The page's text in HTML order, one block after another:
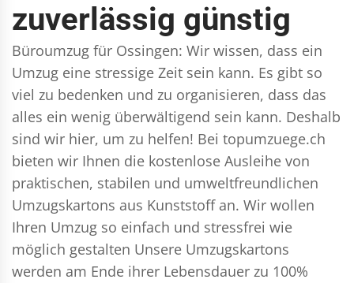
zuverlässig günstig
Büroumzug für Ossingen: Wir wissen, dass ein
Umzug eine stressige Zeit sein kann. Es gibt so
viel zu bedenken und zu organisieren, dass das
alles ein wenig überwältigend sein kann. Deshalb
sind wir hier, um zu helfen! Bei topumzuege.ch
bieten wir Ihnen die kostenlose Ausleihe von
praktischen, stabilen und umweltfreundlichen
Umzugskartons aus Kunststoff an. Wir wollen
Ihren Umzug so einfach und stressfrei wie
möglich gestalten Unsere Umzugskartons
werden am Ende ihrer Lebensdauer zu 100%